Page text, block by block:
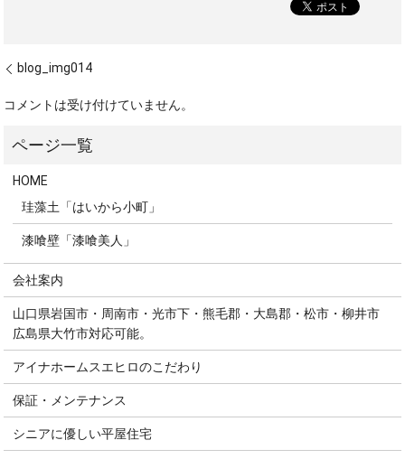
blog_img014
コメントは受け付けていません。
HOME
珪藻土「はいから小町」
漆喰壁「漆喰美人」
会社案内
山口県岩国市・周南市・光市下・熊毛郡・大島郡・松市・柳井市
広島県大竹市対応可能。
アイナホームスエヒロのこだわり
保証・メンテナンス
シニアに優しい平屋住宅